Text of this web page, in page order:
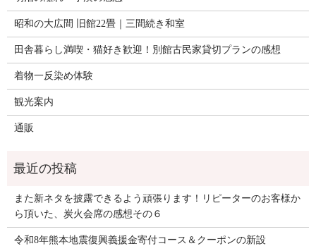
昭和の大広間 旧館22畳｜三間続き和室
田舎暮らし満喫・猫好き歓迎！別館古民家貸切プランの感想
着物一反染め体験
観光案内
通販
また新ネタを披露できるよう頑張ります！リピーターのお客様か
ら頂いた、炭火会席の感想その６
令和8年熊本地震復興義援金寄付コース＆クーポンの新設